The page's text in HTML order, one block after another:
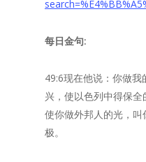
每日金句:
49:6现在他说：你做我
兴，使以色列中得保
使你做外邦人的光，
极。